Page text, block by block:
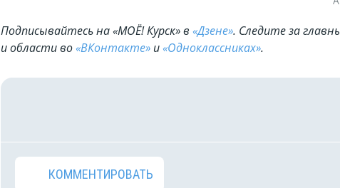
Подписывайтесь на «МОЁ! Курск» в «Дзене». Cледите за
и области во«ВКонтакте» и«Одноклассниках».
КОММЕНТИРОВАТЬ